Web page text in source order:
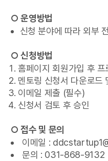
○ 운영방법
신청 분야에 따라 외부
○ 신청방법
홈페이지 회원가입 후 프
멘토링 신청서 다운로드
이메일 제출 (필수)
신청서 검토 후 승인
○ 접수 및 문의
이메일 :
문의 : 031-868-9132